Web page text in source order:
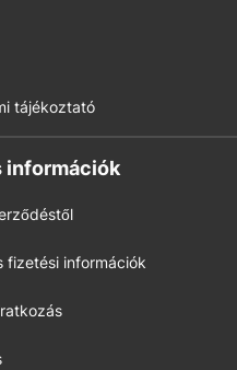
tájékoztató
információk
fizetési információk